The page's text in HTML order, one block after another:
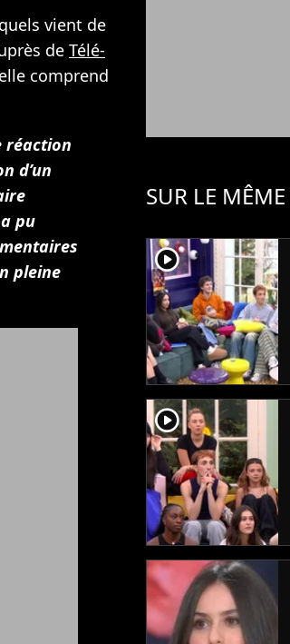
vient de
de Télé-
comprend
réaction
d’un
pu
pleine
SUR LE
player2
player2